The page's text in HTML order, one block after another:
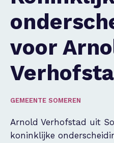
voor
GEMEENTE SOMEREN
Arnold Verhofstad uit
koninklijke